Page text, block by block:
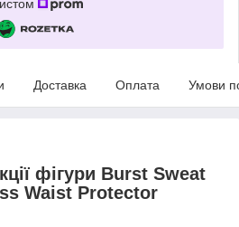
Доставка Оплата Умови
фігури Burst Sweat
Waist Protector